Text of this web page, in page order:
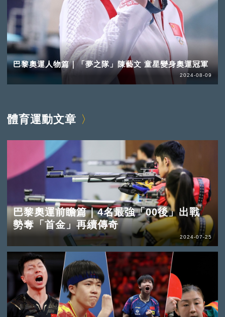
巴黎奧運人物篇｜「夢之隊」陳藝文 童星變身奧運冠軍
2024-08-09
體育運動文章
巴黎奧運前瞻篇｜4名最強「00後」出戰
勢奪「首金」再續傳奇
2024-07-25